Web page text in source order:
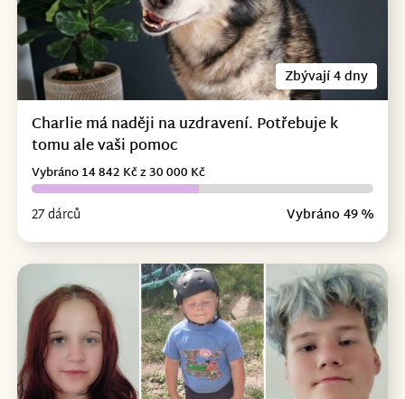
Zbývají 4 dny
Charlie má naději na uzdravení. Potřebuje k
tomu ale vaši pomoc
27 dárců Vybráno 49 %
Vybráno 14 842 Kč z 30 000 Kč